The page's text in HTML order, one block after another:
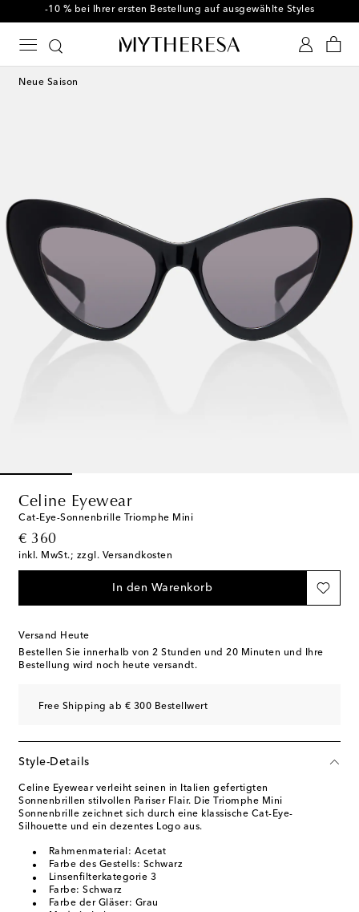
-10 % bei Ihrer ersten Bestellung auf ausgewählte Styles
Neue Saison
Celine Eyewear
Cat-Eye-Sonnenbrille Triomphe Mini
€ 360
original price
inkl. MwSt.; zzgl. Versandkosten
In den Warenkorb
Versand Heute
Bestellen Sie innerhalb von 2 Stunden und 20 Minuten und Ihre
Bestellung wird noch heute versandt.
Free Shipping ab € 300 Bestellwert
Style-Details
Celine Eyewear verleiht seinen in Italien gefertigten
Sonnenbrillen stilvollen Pariser Flair. Die Triomphe Mini
Sonnenbrille zeichnet sich durch eine klassische Cat-Eye-
Silhouette und ein dezentes Logo aus.
Rahmenmaterial: Acetat
Farbe des Gestells: Schwarz
Linsenfilterkategorie 3
Farbe: Schwarz
Farbe der Gläser: Grau